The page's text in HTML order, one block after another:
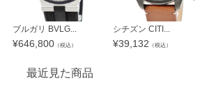
ブルガリ BVLG...
¥646,800 （税込）
シチズン CITI...
¥39,132 （税込）
最近見た商品